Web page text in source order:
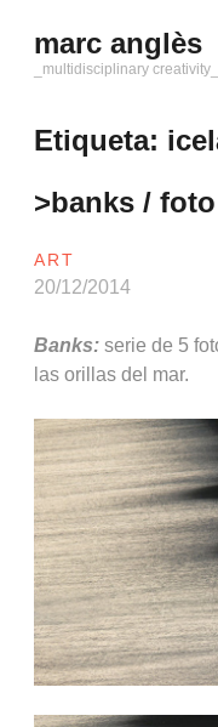
al
contenido
marc anglès
_multidisciplinary creativity_
Etiqueta:
>banks / foto
ART
20/12/2014
Banks: serie de 5
las orillas del mar.